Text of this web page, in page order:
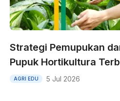
Strategi Pemupukan
Pupuk Hortikultura
AGRI EDU 5 Jul 2026